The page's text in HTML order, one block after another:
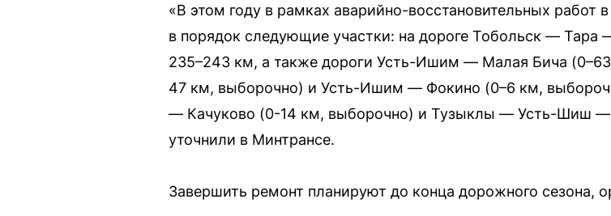
«В этом году в рамках аварийно-восстановительных
в порядок следующие участки: на дороге Тобольск —
235–243 км, а также дороги Усть-Ишим — Малая Бича
47 км, выборочно) и Усть-Ишим — Фокино (0–6 км,
— Качуково (0-14 км, выборочно) и Тузыклы — Усть-Шиш —
уточнили в Минтрансе.
Завершить ремонт планируют до конца дорожного сезона,